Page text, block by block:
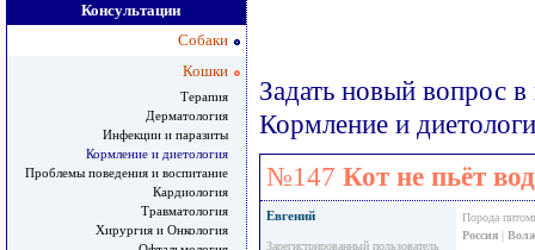
Консультации
Собаки
Кошки
Терапия
Дерматология
Инфекции и паразиты
Кормление и диетология
Проблемы поведения и воспитание
Кардиология
Травматология
Хирургия и Онкология
Задать новый вопрос
Кормление и
№147 Кот не пьёт
Евгений
Зарегистрированный пользователь
Порода
Россия |